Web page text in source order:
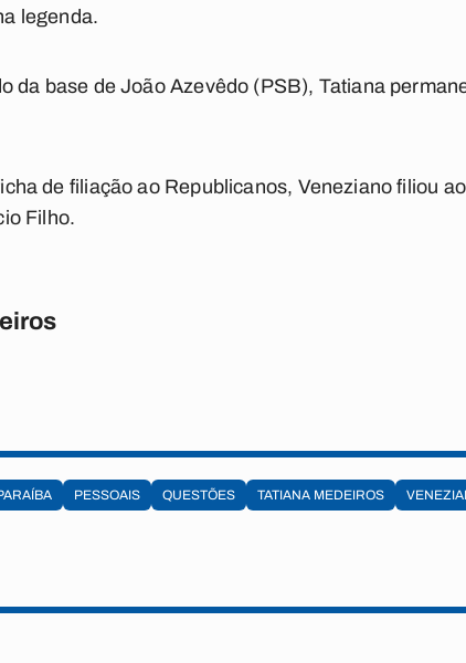
legenda.
da base de João Azevêdo (PSB), Tatiana
de filiação ao Republicanos, Veneziano filiou
Filho.
PESSOAIS QUESTÕES TATIANA MEDEIROS